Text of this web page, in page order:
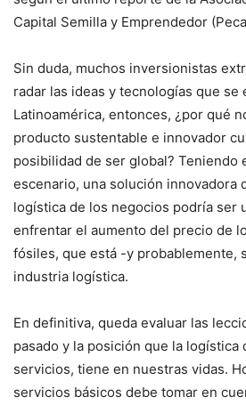
Capital Semilla y Emprendedor
Sin duda, muchos inversionistas
radar las ideas y tecnologías que se
Latinoamérica, entonces, ¿por qué
producto sustentable e innovador
posibilidad de ser global? Teniendo
escenario, una solución innovadora
logística de los negocios podría ser
enfrentar el aumento del precio de
fósiles, que está -y probablemente,
industria logística.
En definitiva, queda evaluar las
pasado y la posición que la logística
servicios, tiene en nuestras vidas.
servicios básicos debe tomar en